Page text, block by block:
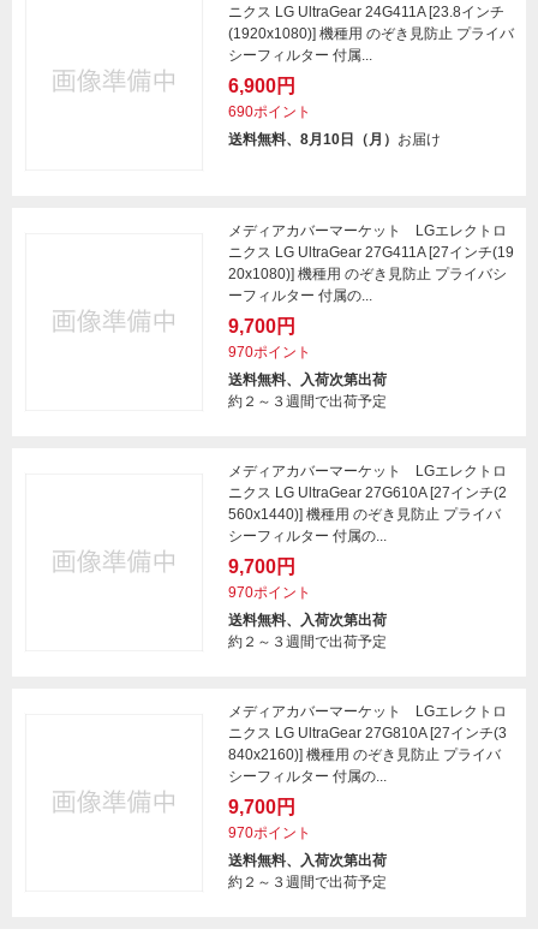
ニクス LG UltraGear 24G411A [23.8インチ
(1920x1080)] 機種用 のぞき見防止 プライバ
シーフィルター 付属...
6,900円
690ポイント
送料無料、8月10日（月） お届け
メディアカバーマーケット LGエレクトロ
ニクス LG UltraGear 27G411A [27インチ(19
20x1080)] 機種用 のぞき見防止 プライバシ
ーフィルター 付属の...
9,700円
970ポイント
送料無料、入荷次第出荷
約２～３週間で出荷予定
メディアカバーマーケット LGエレクトロ
ニクス LG UltraGear 27G610A [27インチ(2
560x1440)] 機種用 のぞき見防止 プライバ
シーフィルター 付属の...
9,700円
970ポイント
送料無料、入荷次第出荷
約２～３週間で出荷予定
メディアカバーマーケット LGエレクトロ
ニクス LG UltraGear 27G810A [27インチ(3
840x2160)] 機種用 のぞき見防止 プライバ
シーフィルター 付属の...
9,700円
970ポイント
送料無料、入荷次第出荷
約２～３週間で出荷予定